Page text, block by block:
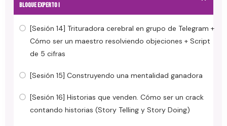
BLOQUE EXPERTO I
[Sesión 14] Trituradora cerebral en grupo de Telegram +
Cómo ser un maestro resolviendo objeciones + Script
de 5 cifras
[Sesión 15] Construyendo una mentalidad ganadora
[Sesión 16] Historias que venden. Cómo ser un crack
contando historias (Story Telling y Story Doing)